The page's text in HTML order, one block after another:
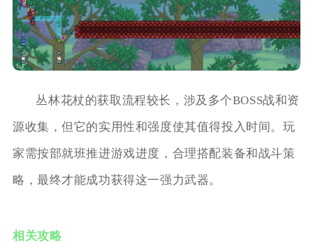
丛林花杖的获取流程较长，涉及多个BOSS战和资
源收集，但它的实用性和强度使其值得投入时间。玩
家需按部就班推进游戏进度，合理搭配装备和战斗策
略，最终才能成功获得这一强力武器。
相关攻略